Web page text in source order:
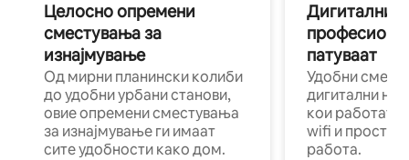
Целосно опремени
сместувања за
изнајмување
Од мирни планински колиби
до удобни урбани станови,
овие опремени сместувања
за изнајмување ги имаат
сите удобности како дом.
Дигитални
патуваат
Удобни
дигитални
кои работат
wifi и
работа.